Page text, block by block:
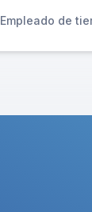
Empleado de